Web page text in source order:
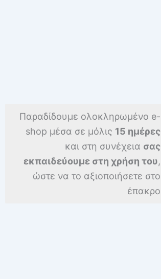
Παραδίδουμε ολοκληρωμένο e-
shop μέσα σε μόλις 15 ημέρες
και στη συνέχεια σας
εκπαιδεύουμε στη χρήση του,
ώστε να το αξιοποιήσετε στο
έπακρο